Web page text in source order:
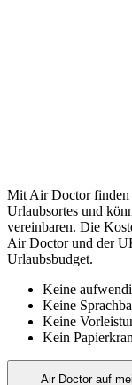
Mit Air Doctor finden
Urlaubsortes und
vereinbaren. Die
Air Doctor und der
Urlaubsbudget.
Keine
Keine
Keine
Kein
Air Doctor auf